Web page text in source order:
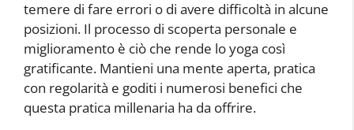
temere di fare errori o di avere difficoltà in alcune
posizioni. Il processo di scoperta personale e
miglioramento è ciò che rende lo yoga così
gratificante. Mantieni una mente aperta, pratica
con regolarità e goditi i numerosi benefici che
questa pratica millenaria ha da offrire.